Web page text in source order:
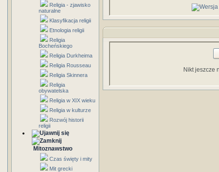
Religia - zjawisko
naturalne
Klasyfikacja religii
Etnologia religii
Religia
Bocheńskiego
Religia Durkheima
Religia Rousseau
Religia Skinnera
Religia
obywatelska
Religia w XIX wieku
Religia w kulturze
Rozwój historii
religii
Mitoznawstwo
Czas święty i mity
Mit grecki
Nikt jeszcze